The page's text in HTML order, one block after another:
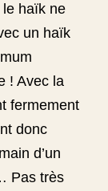
le haïk ne
un haïk
! Avec la
fermement
donc
d’un
Pas très